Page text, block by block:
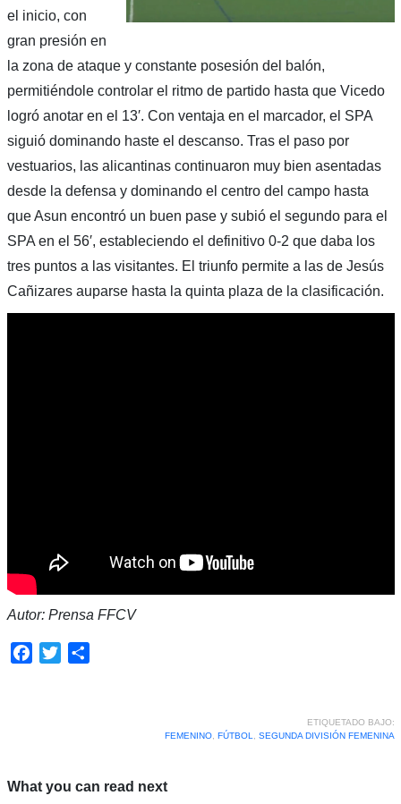
el inicio, con
gran presión en
la zona de ataque y constante posesión del balón,
permitiéndole controlar el ritmo de partido hasta que Vicedo
logró anotar en el 13′. Con ventaja en el marcador, el SPA
siguió dominando haste el descanso. Tras el paso por
vestuarios, las alicantinas continuaron muy bien asentadas
desde la defensa y dominando el centro del campo hasta
que Asun encontró un buen pase y subió el segundo para el
SPA en el 56′, estableciendo el definitivo 0-2 que daba los
tres puntos a las visitantes. El triunfo permite a las de Jesús
Cañizares auparse hasta la quinta plaza de la clasificación.
Autor: Prensa FFCV
Facebook
Twitter
ETIQUETADO BAJO:
FEMENINO, FÚTBOL, SEGUNDA DIVISIÓN FEMENINA
What you can read next